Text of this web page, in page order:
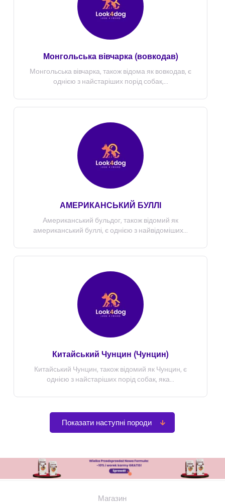
Монгольська вівчарка (вовкодав)
Монгольська вівчарка, також відома як вовкодав, є
однією з найстаріших порід собак,...
АМЕРИКАНСЬКИЙ БУЛЛІ
Американський бульдог, також відомий як
американський буллі, є однією з найвідоміших...
Китайський Чунцин (Чунцин)
Китайський Чунцин, також відомий як Чунцин, є
однією з найстаріших порід собак, яка...
Показати наступні породи
Магазин